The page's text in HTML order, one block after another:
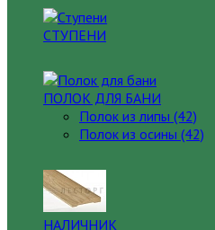
СТУПЕНИ
ПОЛОК ДЛЯ БАНИ
Полок из липы (42)
Полок из осины (42)
НАЛИЧНИК